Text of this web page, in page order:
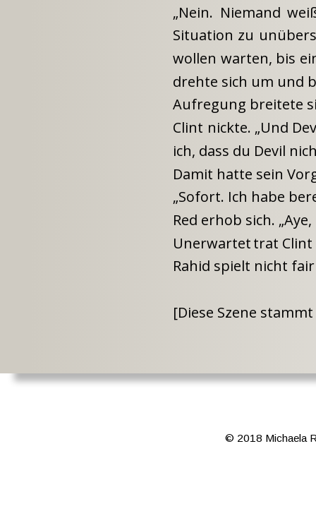
„Nein. Niemand
Situation zu
wollen warten, bis
drehte sich um und
Aufregung breitete
Clint nickte. „Und
ich, dass du Devil
Damit hatte sein
„Sofort. Ich habe
Red erhob sich.
Unerwartettrat Clint
Rahid spielt nicht
[Diese Szene
© 2018 Michaela